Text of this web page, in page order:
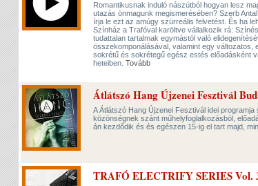
Romantikusnak induló nászútból hogyan lesz
utazás önmagunk megismerésében? Szerb
írja le ezt az amúgy szürreális felvetést. És ha
Színház a Trafóval karöltve vállalkozik rá:
tudattalan tartalmak egymástól való
összekomponálásával, valamint egy
sokrétű és sokrétegű egész estés előadásként
heteiben. Tovább
Átlátszó Hang Újzenei Fesztivál
A Átlátszó Hang Újzenei Fesztivál idei
közönségnek szánt műhelyfoglalkozásból,
án kezdődik és és egészen 15-ig el tart majd,
TRAFÓ ELECTRIFY SERIES Vol.